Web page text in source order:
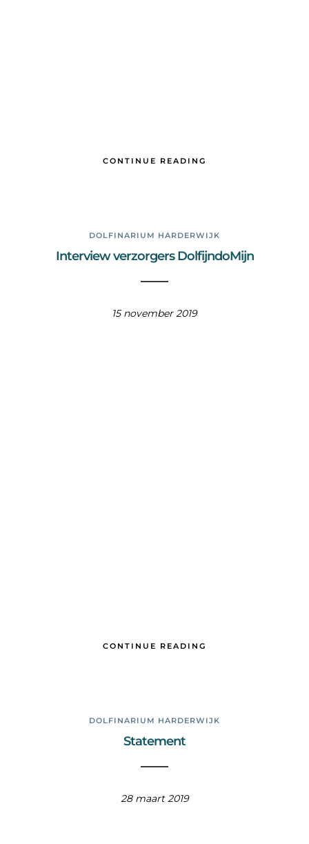
CONTINUE READING
DOLFINARIUM HARDERWIJK
Interview verzorgers DolfijndoMijn
15 november 2019
CONTINUE READING
DOLFINARIUM HARDERWIJK
Statement
28 maart 2019